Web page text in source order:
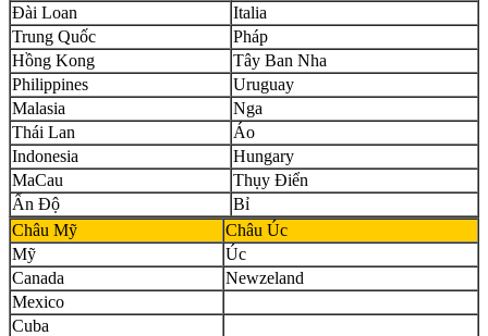
Đài Loan
Italia
Trung Quốc
Pháp
Hồng Kong
Tây Ban Nha
Philippines
Uruguay
Malasia
Nga
Thái Lan
Áo
Indonesia
Hungary
MaCau
Thụy Điển
Ấn Độ
Bỉ
Châu Mỹ
Châu Úc
Mỹ
Úc
Canada
Newzeland
Mexico
Cuba